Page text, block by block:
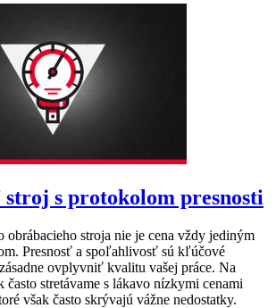
s protokolom presnosti
obrábacieho stroja nie je cena vždy jediným
Presnosť a spoľahlivosť sú kľúčové
ovplyvniť kvalitu vašej práce. Na
často stretávame s lákavo nízkymi cenami
však často skrývajú vážne nedostatky.